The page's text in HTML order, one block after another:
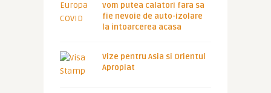
vom putea calatori fara sa
fie nevoie de auto-izolare
la intoarcerea acasa
Vize pentru Asia si Orientul
Apropiat